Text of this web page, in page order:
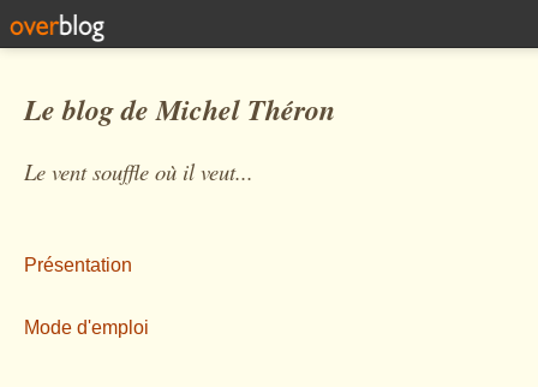
Le blog de Michel Théron
Le vent souffle où il veut...
Présentation
Mode d'emploi